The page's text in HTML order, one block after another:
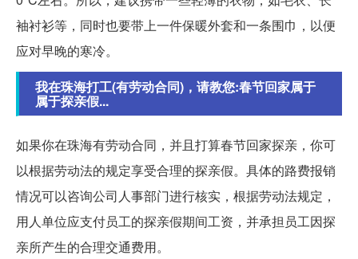
袖衬衫等，同时也要带上一件保暖外套和一条围巾，以便
应对早晚的寒冷。
我在珠海打工(有劳动合同)，请教您:春节回家属于
属于探亲假...
如果你在珠海有劳动合同，并且打算春节回家探亲，你可
以根据劳动法的规定享受合理的探亲假。具体的路费报销
情况可以咨询公司人事部门进行核实，根据劳动法规定，
用人单位应支付员工的探亲假期间工资，并承担员工因探
亲所产生的合理交通费用。